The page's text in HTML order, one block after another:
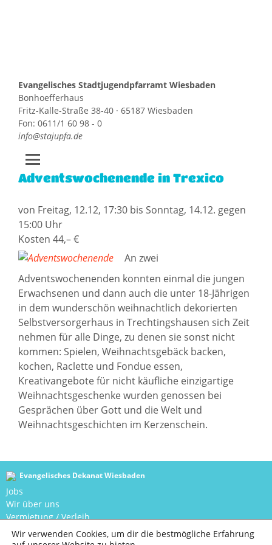
Evangelisches Stadtjugendpfarramt Wiesbaden
Bonhoefferhaus
Fritz-Kalle-Straße 38-40 · 65187 Wiesbaden
Fon: 0611/1 60 98 - 0
info@stajupfa.de
Zum
springen
Adventswochenende in Trexico
von Freitag, 12.12, 17:30 bis Sonntag, 14.12. gegen
15:00 Uhr
Kosten 44,– €
An zwei
Adventswochenenden konnten einmal die jungen
Erwachsenen und dann auch die unter 18-Jährigen
in dem wunderschön weihnachtlich dekorierten
Selbstversorgerhaus in Trechtingshausen sich Zeit
nehmen für alle Dinge, zu denen sie sonst nicht
kommen: Spielen, Weihnachtsgebäck backen,
kochen, Raclette und Fondue essen,
Kreativangebote für nicht käufliche einzigartige
Weihnachtsgeschenke wurden genossen bei
Gesprächen über Gott und die Welt und
Weihnachtsgeschichten im Kerzenschein.
Evangelisches Dekanat Wiesbaden
Jobs
Wir über uns
Vermietung / Verleih
Newsletter
Spendenportal
Wir verwenden Cookies, um dir die bestmögliche Erfahrung